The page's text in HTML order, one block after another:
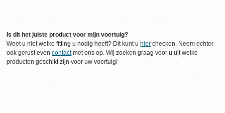
Is dit het juiste product voor mijn voertuig?
Weet u niet welke fitting u nodig heeft? Dit kunt u hier checken. Neem echter
ook gerust evencontactmet ons op. Wij zoeken graag voor u uit welke
producten geschikt zijn voor uw voertuig!